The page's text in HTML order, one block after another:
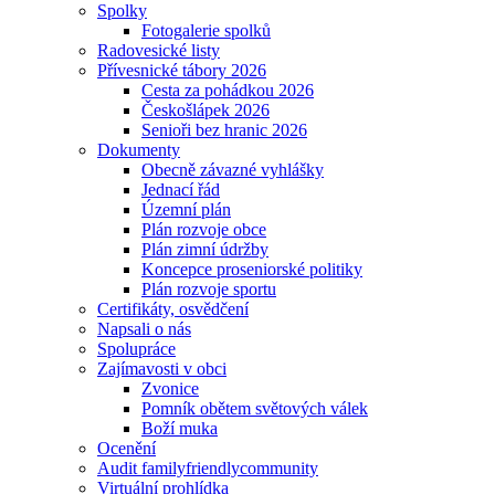
Spolky
Fotogalerie spolků
Radovesické listy
Přívesnické tábory 2026
Cesta za pohádkou 2026
Českošlápek 2026
Senioři bez hranic 2026
Dokumenty
Obecně závazné vyhlášky
Jednací řád
Územní plán
Plán rozvoje obce
Plán zimní údržby
Koncepce proseniorské politiky
Plán rozvoje sportu
Certifikáty, osvědčení
Napsali o nás
Spolupráce
Zajímavosti v obci
Zvonice
Pomník obětem světových válek
Boží muka
Ocenění
Audit familyfriendlycommunity
Virtuální prohlídka